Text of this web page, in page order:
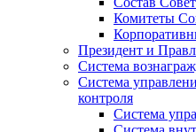
Комитеты
Президент и
Система
Система
контроля
Система